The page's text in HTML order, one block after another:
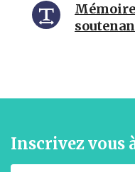
Inscrivez vous